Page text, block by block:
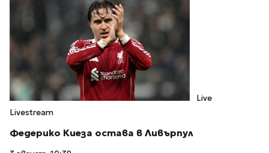
Live
Livestream
Федерико Киеза остава в Ливърпул